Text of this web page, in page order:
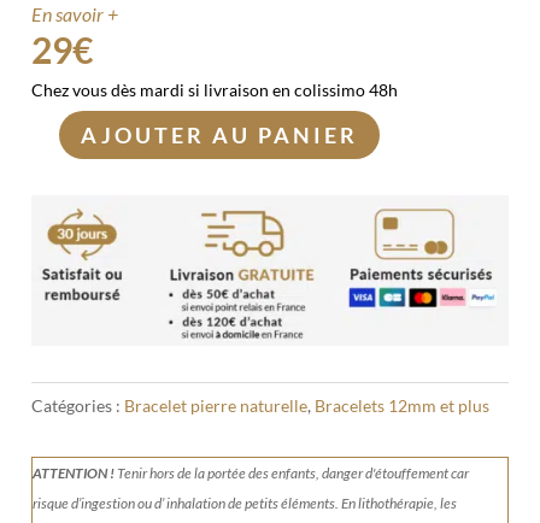
En savoir +
29€
Chez vous dès mardi si livraison en colissimo 48h
quantité
Bracelet
Howlite
12mm
AJOUTER AU PANIER
Catégories : Bracelet pierre naturelle, Bracelets 12mm et plus
ATTENTION !Tenirhors de la portée des enfants, danger d'étouffement car
risque d’ingestion ou d’ inhalation de petits éléments.En lithothérapie, les